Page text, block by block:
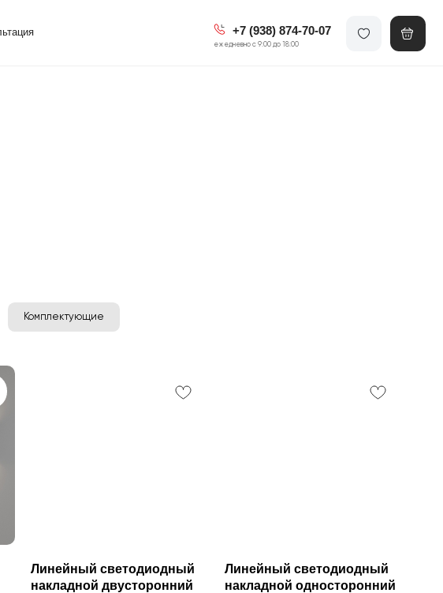
+7 (938) 874-70-07
Линейный светодиодный
накладной двусторонний
Линейный светодиодный
накладной односторонний